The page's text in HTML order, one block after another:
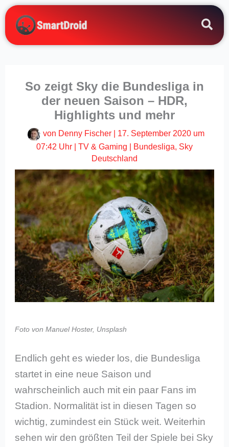
Zum
Inhalt
springen
So zeigt Sky die Bundesliga in
der neuen Saison – HDR,
Highlights und mehr
von Denny Fischer
17. September 2020 um
07:42 Uhr
TV & Gaming Bundesliga, Sky
Deutschland
Foto von Manuel Hoster, Unsplash
Endlich geht es wieder los, die Bundesliga
startet in eine neue Saison und
wahrscheinlich auch mit ein paar Fans im
Stadion. Normalität ist in diesen Tagen so
wichtig, zumindest ein Stück weit. Weiterhin
sehen wir den größten Teil der Spiele bei Sky